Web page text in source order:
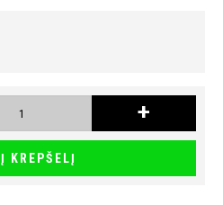
+
Į KREPŠELĮ